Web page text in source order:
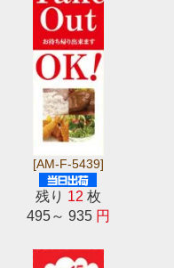
[AM-F-5439]
残り 12 枚
495～ 935 円